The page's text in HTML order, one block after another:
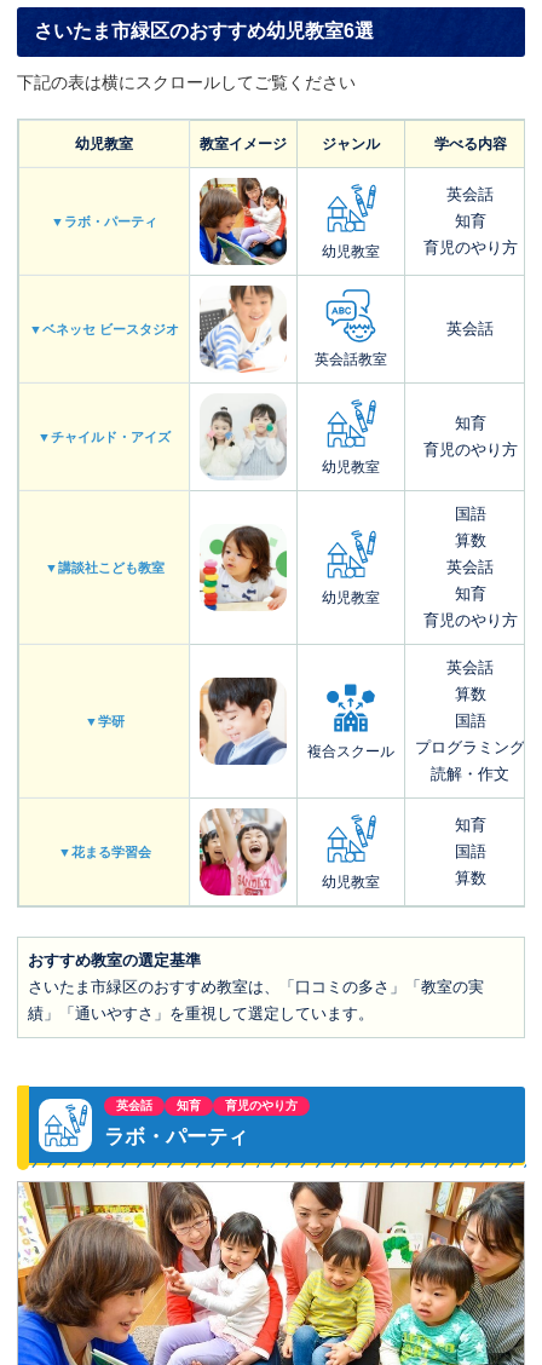
さいたま市緑区のおすすめ幼児教室6選
下記の表は横にスクロールしてご覧ください
幼児教室 教室イメージ ジャンル 学べる内容
▼ラボ・パーティ
幼児教室
英会話
知育
育児のやり方
▼ベネッセ ビースタジオ
英会話教室
英会話
▼チャイルド・アイズ
幼児教室
知育
育児のやり方
▼講談社こども教室
幼児教室
国語
算数
英会話
知育
育児のやり方
▼学研
複合スクール
英会話
算数
国語
プログラミング
読解・作文
▼花まる学習会
幼児教室
知育
国語
算数
おすすめ教室の選定基準
さいたま市緑区のおすすめ教室は、「口コミの多さ」「教室の実
績」「通いやすさ」を重視して選定しています。
英会話 知育 育児のやり方
ラボ・パーティ